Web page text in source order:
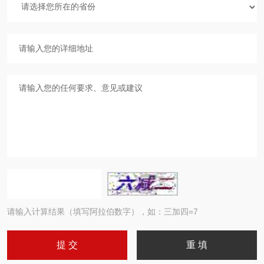
请输入计算结果（填写阿拉伯数字），如：三加四=7